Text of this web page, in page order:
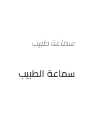
سماعة طبيب
سماعة الطبيب